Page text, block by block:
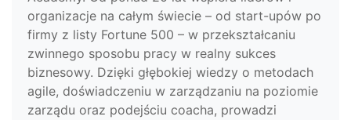
organizacje na całym świecie – od start-upów po
firmy z listy Fortune 500 – w przekształcaniu
zwinnego sposobu pracy w realny sukces
biznesowy. Dzięki głębokiej wiedzy o metodach
agile, doświadczeniu w zarządzaniu na poziomie
zarządu oraz podejściu coacha, prowadzi